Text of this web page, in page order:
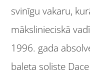
svinīgu vakaru,
mākslinieciskā
1996. gada
baleta soliste